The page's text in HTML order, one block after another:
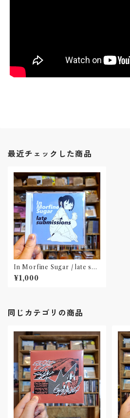
最近チェックした商品
In Morfine Sugar / late sub
missions(CD)〝東京〟
¥1,000
同じカテゴリの商品